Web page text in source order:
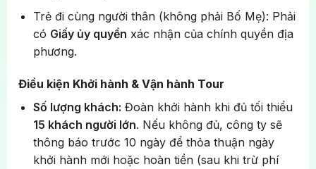
Tham quan Quảng trường lớn (Grand Place) tại Bỉ
Buổi chiều, xe đưa Quý khách khởi hành đến Lille
(Pháp), Đoàn dùng cơm tối tại nhà hàng địa
phương.
tại đầu phía đông của đại lộ Champs-Élysées. Đây
là một trong những quảng trường nổi tiếng nhất
Paris với ngọn tháp bút đá Ai Cập cổ đại sừng sững
ở trung tâm.
Trẻ đi cùng người thân (không phải Bố Mẹ): Phải
có Giấy ủy quyền xác nhận của chính quyền địa
phương.
Điều kiện Khởi hành & Vận hành Tour
Số lượng khách: Đoàn khởi hành khi đủ tối thiểu
15 khách người lớn. Nếu không đủ, công ty sẽ
thông báo trước 10 ngày để thỏa thuận ngày
khởi hành mới hoặc hoàn tiền (sau khi trừ phí